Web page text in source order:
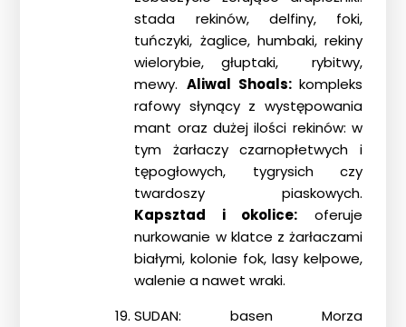
Blog
DAN
Kontakt
stada rekinów, delfiny, foki,
tuńczyki, żaglice, humbaki, rekiny
wielorybie, głuptaki, rybitwy,
mewy. Aliwal Shoals:kompleks
rafowy słynący z występowania
mant oraz dużej ilości rekinów: w
tym żarłaczy czarnopłetwych i
tępogłowych, tygrysich czy
twardoszy piaskowych.
Kapsztad i okolice: oferuje
nurkowanie w klatce z żarłaczami
białymi, kolonie fok, lasy kelpowe,
walenie a nawet wraki.
SUDAN: basen Morza